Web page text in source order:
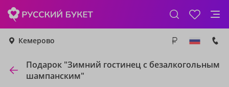
Кемерово
Подарок "Зимний гостинец с безалкогольным
шампанским"